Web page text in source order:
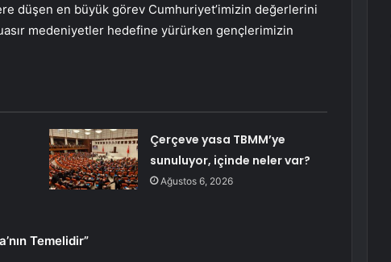
düşen en büyük görev Cumhuriyet’imizin değerlerini
medeniyetler hedefine yürürken gençlerimizin
Çerçeve yasa TBMM’ye
sunuluyor, içinde neler var?
Ağustos 6, 2026
Temelidir”